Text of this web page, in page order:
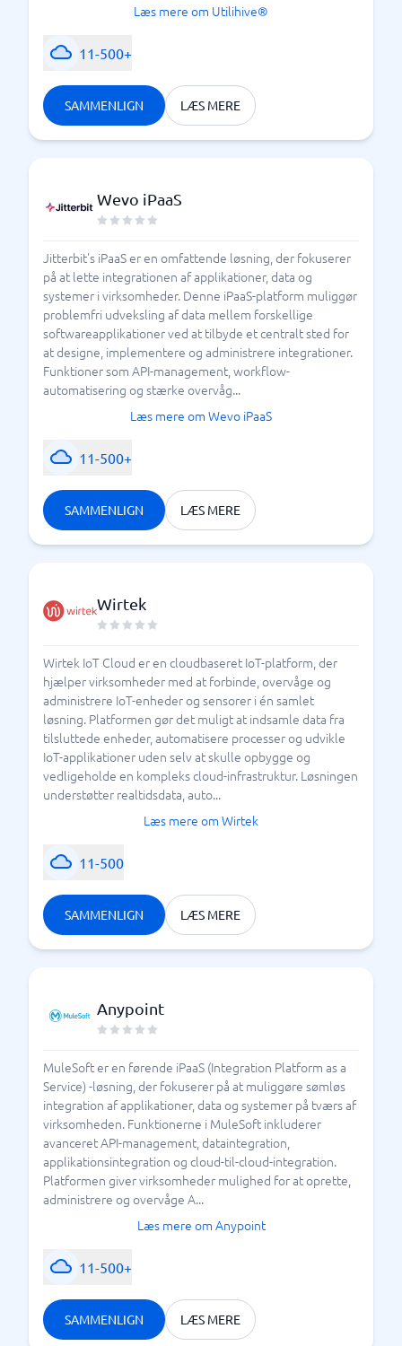
Læs mere om Utilihive®
11-500+
SAMMENLIGN LÆS MERE
Wevo iPaaS
Jitterbit's iPaaS er en omfattende løsning, der fokuserer
på at lette integrationen af applikationer, data og
systemer i virksomheder. Denne iPaaS-platform muliggør
problemfri udveksling af data mellem forskellige
softwareapplikationer ved at tilbyde et centralt sted for
at designe, implementere og administrere integrationer.
Funktioner som API-management, workflow-
automatisering og stærke overvåg...
Læs mere om Wevo iPaaS
11-500+
SAMMENLIGN LÆS MERE
Wirtek
Wirtek IoT Cloud er en cloudbaseret IoT-platform, der
hjælper virksomheder med at forbinde, overvåge og
administrere IoT-enheder og sensorer i én samlet
løsning. Platformen gør det muligt at indsamle data fra
tilsluttede enheder, automatisere processer og udvikle
IoT-applikationer uden selv at skulle opbygge og
vedligeholde en kompleks cloud-infrastruktur. Løsningen
understøtter realtidsdata, auto...
Læs mere om Wirtek
11-500
SAMMENLIGN LÆS MERE
Anypoint
MuleSoft er en førende iPaaS (Integration Platform as a
Service) -løsning, der fokuserer på at muliggøre sømløs
integration af applikationer, data og systemer på tværs af
virksomheden. Funktionerne i MuleSoft inkluderer
avanceret API-management, dataintegration,
applikationsintegration og cloud-til-cloud-integration.
Platformen giver virksomheder mulighed for at oprette,
administrere og overvåge A...
Læs mere om Anypoint
11-500+
SAMMENLIGN LÆS MERE